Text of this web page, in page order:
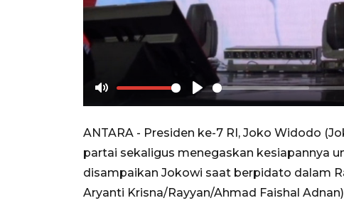
Mute Play
ANTARA - Presiden ke-7 RI, Joko Widodo
partai sekaligus menegaskan kesiapannya
disampaikan Jokowi saat berpidato dalam
Aryanti Krisna/Rayyan/Ahmad Faishal Adnan)